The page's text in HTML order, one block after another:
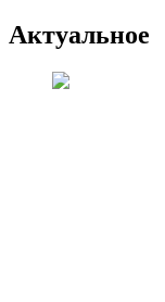
Актуальное